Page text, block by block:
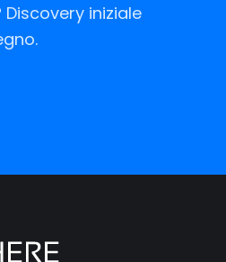
iniziale